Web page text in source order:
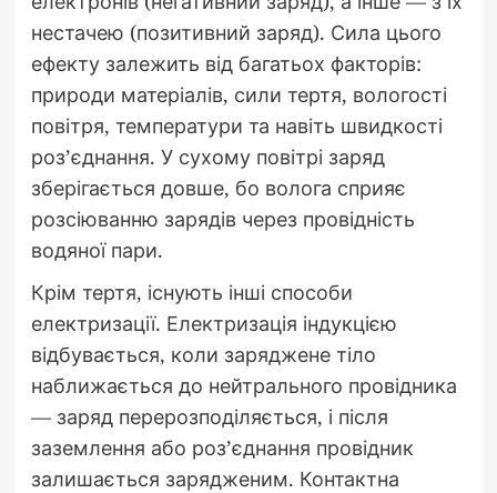
нестачею (позитивний заряд). Сила цього
ефекту залежить від багатьох факторів:
природи матеріалів, сили тертя, вологості
повітря, температури та навіть швидкості
роз’єднання. У сухому повітрі заряд
зберігається довше, бо волога сприяє
розсіюванню зарядів через провідність
водяної пари.
Крім тертя, існують інші способи
електризації. Електризація індукцією
відбувається, коли заряджене тіло
наближається до нейтрального провідника
— заряд перерозподіляється, і після
заземлення або роз’єднання провідник
залишається зарядженим. Контактна